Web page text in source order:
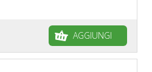
AGGIUNGI